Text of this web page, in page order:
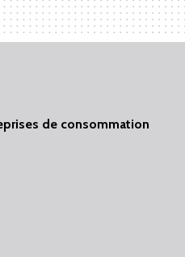
de consommation